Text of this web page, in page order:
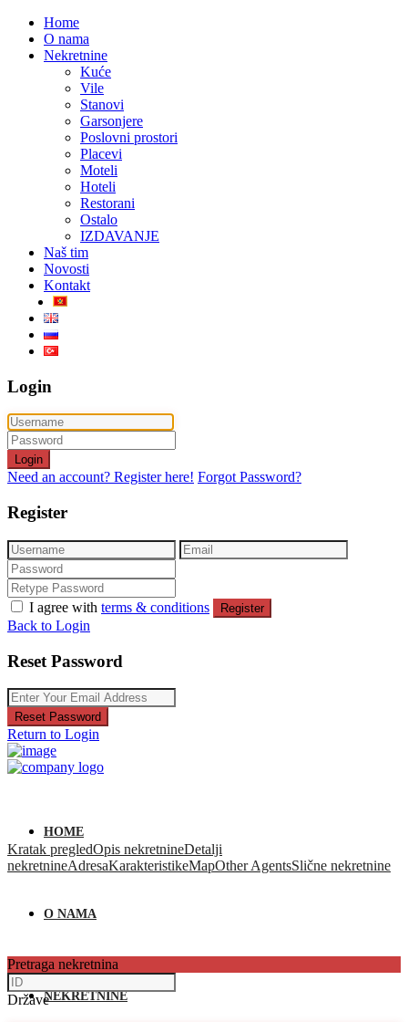
Home
O nama
Nekretnine
Kuće
Vile
Stanovi
Garsonjere
Poslovni prostori
Placevi
Moteli
Hoteli
Restorani
Ostalo
IZDAVANJE
Naš tim
Novosti
Kontakt
Login
Login
Need an account? Register here! Forgot Password?
Register
I agree with terms & conditions Register
Back to Login
Reset Password
Reset Password
Return to Login
HOME
O NAMA
NEKRETNINE
Kratak pregledOpis nekretnineDetalji
nekretnineAdresaKarakteristikeMapOther AgentsSlične nekretnine
Pretraga nekretnina
Države